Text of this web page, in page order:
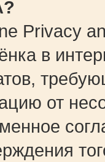
Privacy
в
от